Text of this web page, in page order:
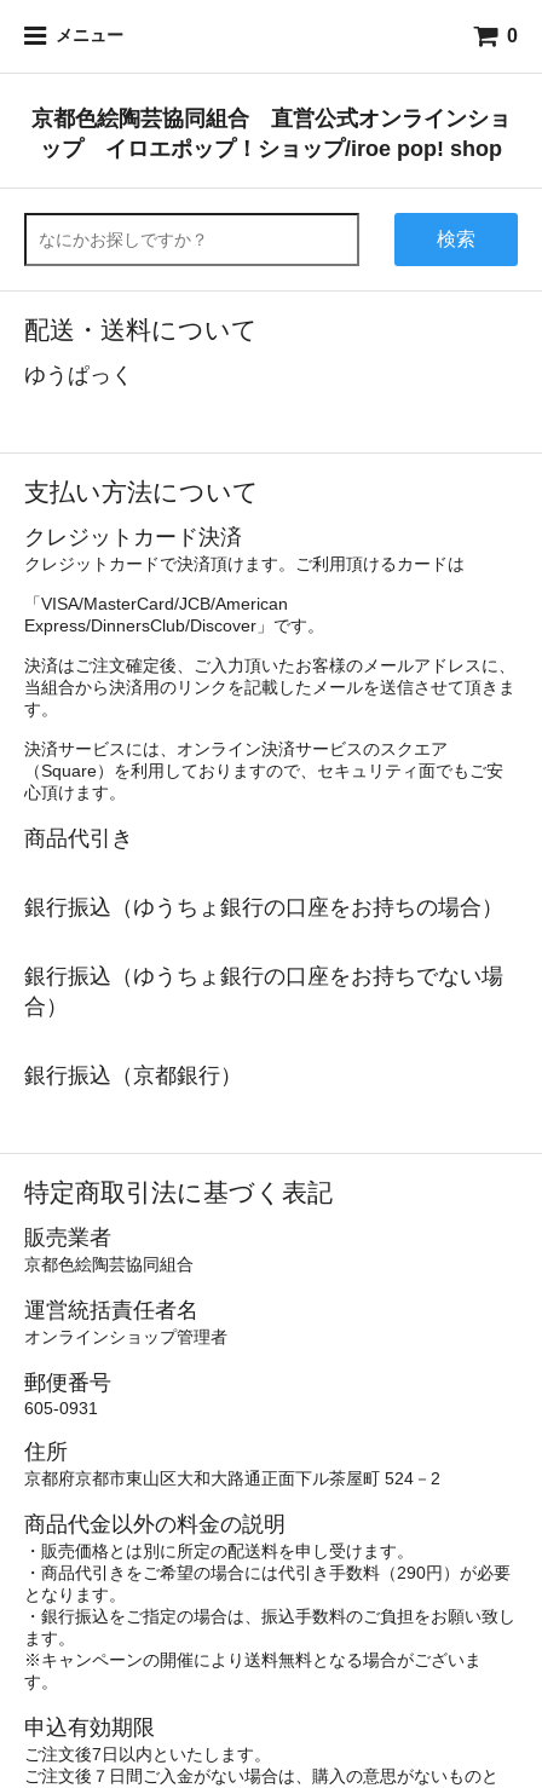
メニュー 0
京都色絵陶芸協同組合 直営公式オンラインショ
ップ イロエポップ！ショップ/iroe pop! shop
検索
配送・送料について
ゆうぱっく
支払い方法について
クレジットカード決済
クレジットカードで決済頂けます。ご利用頂けるカードは
「VISA/MasterCard/JCB/American
Express/DinnersClub/Discover」です。
決済はご注文確定後、ご入力頂いたお客様のメールアドレスに、
当組合から決済用のリンクを記載したメールを送信させて頂きま
す。
決済サービスには、オンライン決済サービスのスクエア
（Square）を利用しておりますので、セキュリティ面でもご安
心頂けます。
商品代引き
銀行振込（ゆうちょ銀行の口座をお持ちの場合）
銀行振込（ゆうちょ銀行の口座をお持ちでない場
合）
銀行振込（京都銀行）
特定商取引法に基づく表記
販売業者
京都色絵陶芸協同組合
運営統括責任者名
オンラインショップ管理者
郵便番号
605-0931
住所
京都府京都市東山区大和大路通正面下ル茶屋町 524－2
商品代金以外の料金の説明
・販売価格とは別に所定の配送料を申し受けます。
・商品代引きをご希望の場合には代引き手数料（290円）が必要
となります。
・銀行振込をご指定の場合は、振込手数料のご負担をお願い致し
ます。
※キャンペーンの開催により送料無料となる場合がございま
す。
申込有効期限
ご注文後7日以内といたします。
ご注文後７日間ご入金がない場合は、購入の意思がないものと